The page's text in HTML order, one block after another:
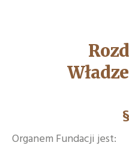
Organem Fundacji jest: